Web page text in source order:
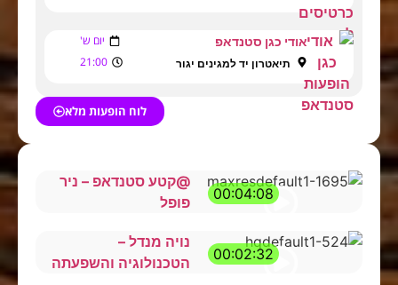
אודי כגן סטנדאפ יום ש'
תיאטרון יד למגינים יגור 21:00
לוח הופעות מלא
00:04:08
@קטע סטנדאפ – ניר
פופל
00:02:32
נויה מנדל –
הטכנולוגיה והשפעתה